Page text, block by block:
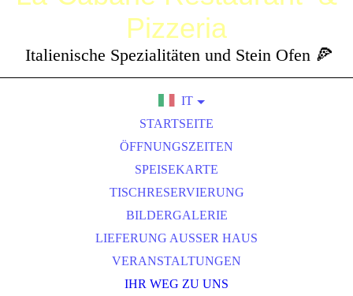
Pizzeria
Italienische Spezialitäten und Stein Ofen 🍕
IT
STARTSEITE
ÖFFNUNGSZEITEN
SPEISEKARTE
TISCHRESERVIERUNG
BILDERGALERIE
LIEFERUNG AUSSER HAUS
VERANSTALTUNGEN
IHR WEG ZU UNS